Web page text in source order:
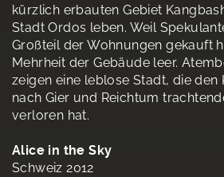
kürzlich erbauten Gebiet
Stadt Ordos leben. Weil
Großteil der Wohnungen gekauft
Mehrheit der Gebäude leer.
zeigen eine leblose Stadt, die den
nach Gier und Reichtum
verloren hat.
Alice in the Sky
Schweiz 2012